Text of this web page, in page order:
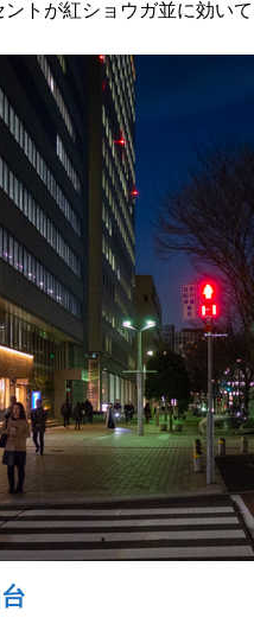
トが紅ショウガ並に効い